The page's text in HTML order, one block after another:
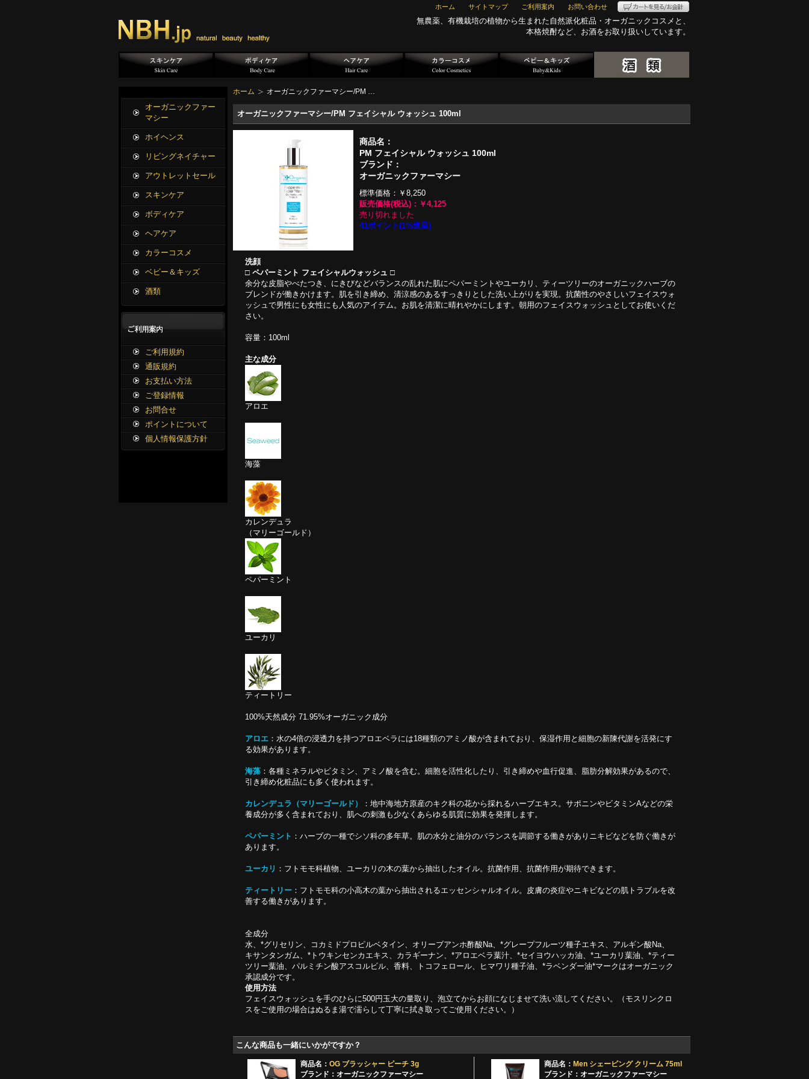
ホーム サイトマップ ご利用案内 お問い合わせ
無農薬、有機栽培の植物から生まれた自然派化粧品・オーガニックコスメと、
本格焼酎など、お酒をお取り扱いしています。
ホーム オーガニックファーマシー/PM …
オーガニックファーマシー/PM フェイシャル ウォッシュ 100ml
商品名：
PM フェイシャル ウォッシュ 100ml
ブランド：
オーガニックファーマシー
標準価格： ￥8,250
販売価格(税込)： ￥4,125
売り切れました
41ポイント(1%進呈)
洗顔
□ ペパーミント フェイシャルウォッシュ □
余分な皮脂やべたつき、にきびなどバランスの乱れた肌にペパーミントやユーカリ、ティーツリーのオーガニックハーブの
ブレンドが働きかけます。肌を引き締め、清涼感のあるすっきりとした洗い上がりを実現。抗菌性のやさしいフェイスウォ
ッシュで男性にも女性にも人気のアイテム。お肌を清潔に晴れやかにします。朝用のフェイスウォッシュとしてお使いくだ
さい。
容量：100ml
主な成分
アロエ
海藻
カレンデュラ
（マリーゴールド）
ペパーミント
ユーカリ
ティートリー
100%天然成分 71.95%オーガニック成分
アロエ ：水の4倍の浸透力を持つアロエベラには18種類のアミノ酸が含まれており、保湿作用と細胞の新陳代謝を活発にす
る効果があります。
海藻 ：各種ミネラルやビタミン、アミノ酸を含む。細胞を活性化したり、引き締めや血行促進、脂肪分解効果があるので、
引き締め化粧品にも多く使われます。
カレンデュラ（マリーゴールド）
：地中海地方原産のキク科の花から採れるハーブエキス。サポニンやビタミンAなどの栄
養成分が多く含まれており、肌への刺激も少なくあらゆる肌質に効果を発揮します。
ペパーミント ：ハーブの一種でシソ科の多年草。肌の水分と油分のバランスを調節する働きがありニキビなどを防ぐ働きが
あります。
ユーカリ ：フトモモ科植物、ユーカリの木の葉から抽出したオイル。抗菌作用、抗菌作用が期待できます。
ティートリー ：フトモモ科の小高木の葉から抽出されるエッセンシャルオイル。皮膚の炎症やニキビなどの肌トラブルを改
善する働きがあります。
全成分
水、*グリセリン、コカミドプロピルベタイン、オリーブアンホ酢酸Na、*グレープフルーツ種子エキス、アルギン酸Na、
キサンタンガム、*トウキンセンカエキス、カラギーナン、*アロエベラ葉汁、*セイヨウハッカ油、*ユーカリ葉油、*ティー
ツリー葉油、パルミチン酸アスコルビル、香料、トコフェロール、ヒマワリ種子油、*ラベンダー油*マークはオーガニック
承認成分です。
使用方法
フェイスウォッシュを手のひらに500円玉大の量取り、泡立てからお顔になじませて洗い流してください。（モスリンクロ
スをご使用の場合はぬるま湯で濡らして丁寧に拭き取ってご使用ください。）
こんな商品も一緒にいかがですか？
商品名： OG ブラッシャー ピーチ 3g
ブランド：オーガニックファーマシー
商品名： Men シェービング クリーム 75ml
ブランド：オーガニックファーマシー
オーガニックファー
マシー
ホイヘンス
リビングネイチャー
アウトレットセール
スキンケア
ボディケア
ヘアケア
カラーコスメ
ベビー＆キッズ
酒類
ご利用規約
通販規約
お支払い方法
ご登録情報
お問合せ
ポイントについて
個人情報保護方針